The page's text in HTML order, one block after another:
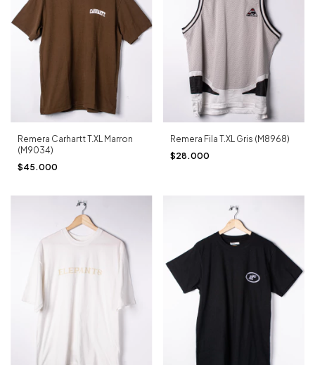
Remera Carhartt T.XL Marron
(M9034)
$45.000
Remera Fila T.XL Gris (M8968)
$28.000